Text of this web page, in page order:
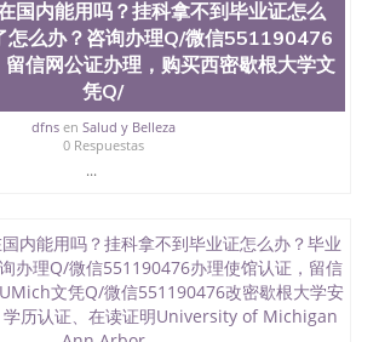
国内能用吗？挂科拿不到毕业证怎么
怎么办？咨询办理Q/微信551190476
信网公证办理，购买西密歇根大学文
凭Q/
dfnsen Salud y Belleza
0 Respuestas
...